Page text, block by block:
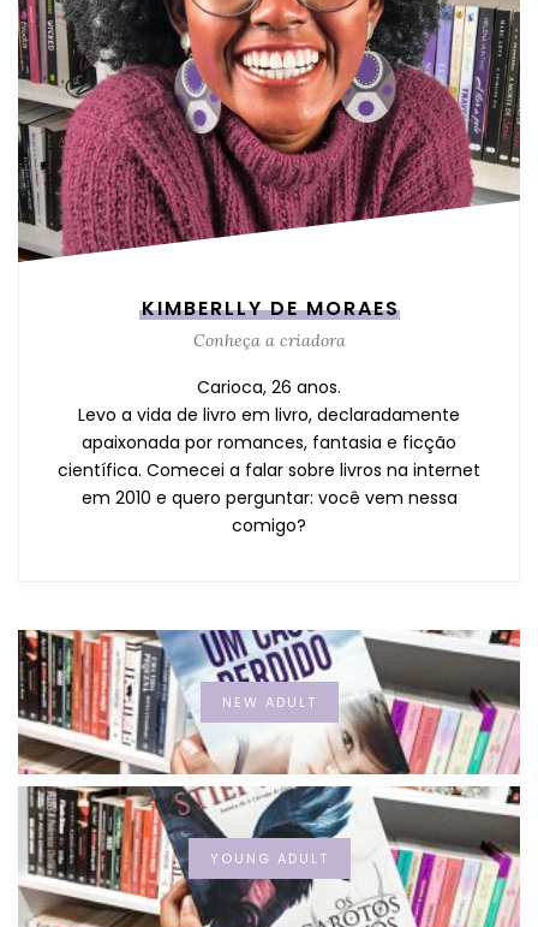
KIMBERLLY DE MORAES
Conheça a criadora
Carioca, 26 anos.
Levo a vida de livro em livro, declaradamente
apaixonada por romances, fantasia e ficção
científica. Comecei a falar sobre livros na internet
em 2010 e quero perguntar: você vem nessa
comigo?
NEW ADULT
YOUNG ADULT